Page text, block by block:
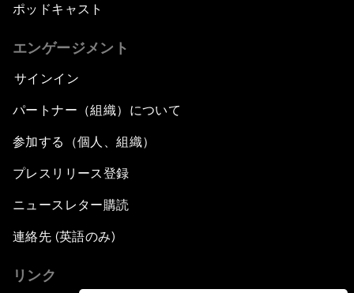
ポッドキャスト
エンゲージメント
サインイン
パートナー（組織）について
参加する（個人、組織）
プレスリリース登録
ニュースレター購読
連絡先 (英語のみ)
リンク